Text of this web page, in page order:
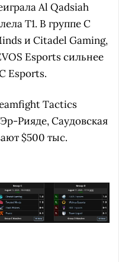
Al Qadsiah
T1. В группе С
и Citadel Gaming,
Esports сильнее
Esports.
Tactics
Эр-Рияде, Саудовская
$500 тыс.